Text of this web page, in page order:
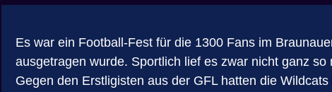
Es war ein Football-Fest für die 1300 Fans im
ausgetragen wurde. Sportlich lief es zwar nicht ganz
Gegen den Erstligisten aus der GFL hatten die